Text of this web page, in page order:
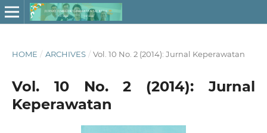
HOME / ARCHIVES / Vol. 10 No. 2 (2014): Jurnal Keperawatan
Vol. 10 No. 2 (2014): Jurnal
Keperawatan